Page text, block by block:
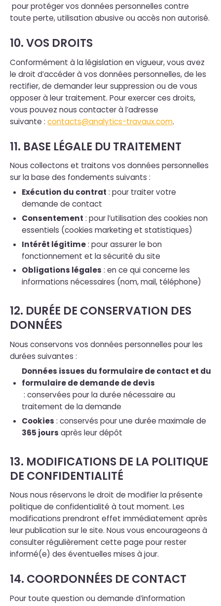
pour protéger vos données personnelles contre
toute perte, utilisation abusive ou accès non autorisé.
10. VOS DROITS
Conformément à la législation en vigueur, vous avez
le droit d’accéder à vos données personnelles, de les
rectifier, de demander leur suppression ou de vous
opposer à leur traitement. Pour exercer ces droits,
vous pouvez nous contacter à l’adresse
suivante : contacts@analytics-travaux.com.
11. BASE LÉGALE DU TRAITEMENT
Nous collectons et traitons vos données personnelles
sur la base des fondements suivants :
Exécution du contrat : pour traiter votre
demande de contact
Consentement : pour l’utilisation des cookies non
essentiels (cookies marketing et statistiques)
Intérêt légitime: pour assurer le bon
fonctionnement et la sécurité du site
Obligations légales : en ce qui concerne les
informations nécessaires (nom, mail, téléphone)
12. DURÉE DE CONSERVATION DES
DONNÉES
Nous conservons vos données personnelles pour les
durées suivantes :
Données issues du formulaire de contact et du
formulaire de demande de devis
: conservées pour la durée nécessaire au
traitement de la demande
Cookies : conservés pour une durée maximale de
365 jours après leur dépôt
13. MODIFICATIONS DE LA POLITIQUE
DE CONFIDENTIALITÉ
Nous nous réservons le droit de modifier la présente
politique de confidentialité à tout moment. Les
modifications prendront effet immédiatement après
leur publication sur le site. Nous vous encourageons à
consulter régulièrement cette page pour rester
informé(e) des éventuelles mises à jour.
14. COORDONNÉES DE CONTACT
Pour toute question ou demande d’information